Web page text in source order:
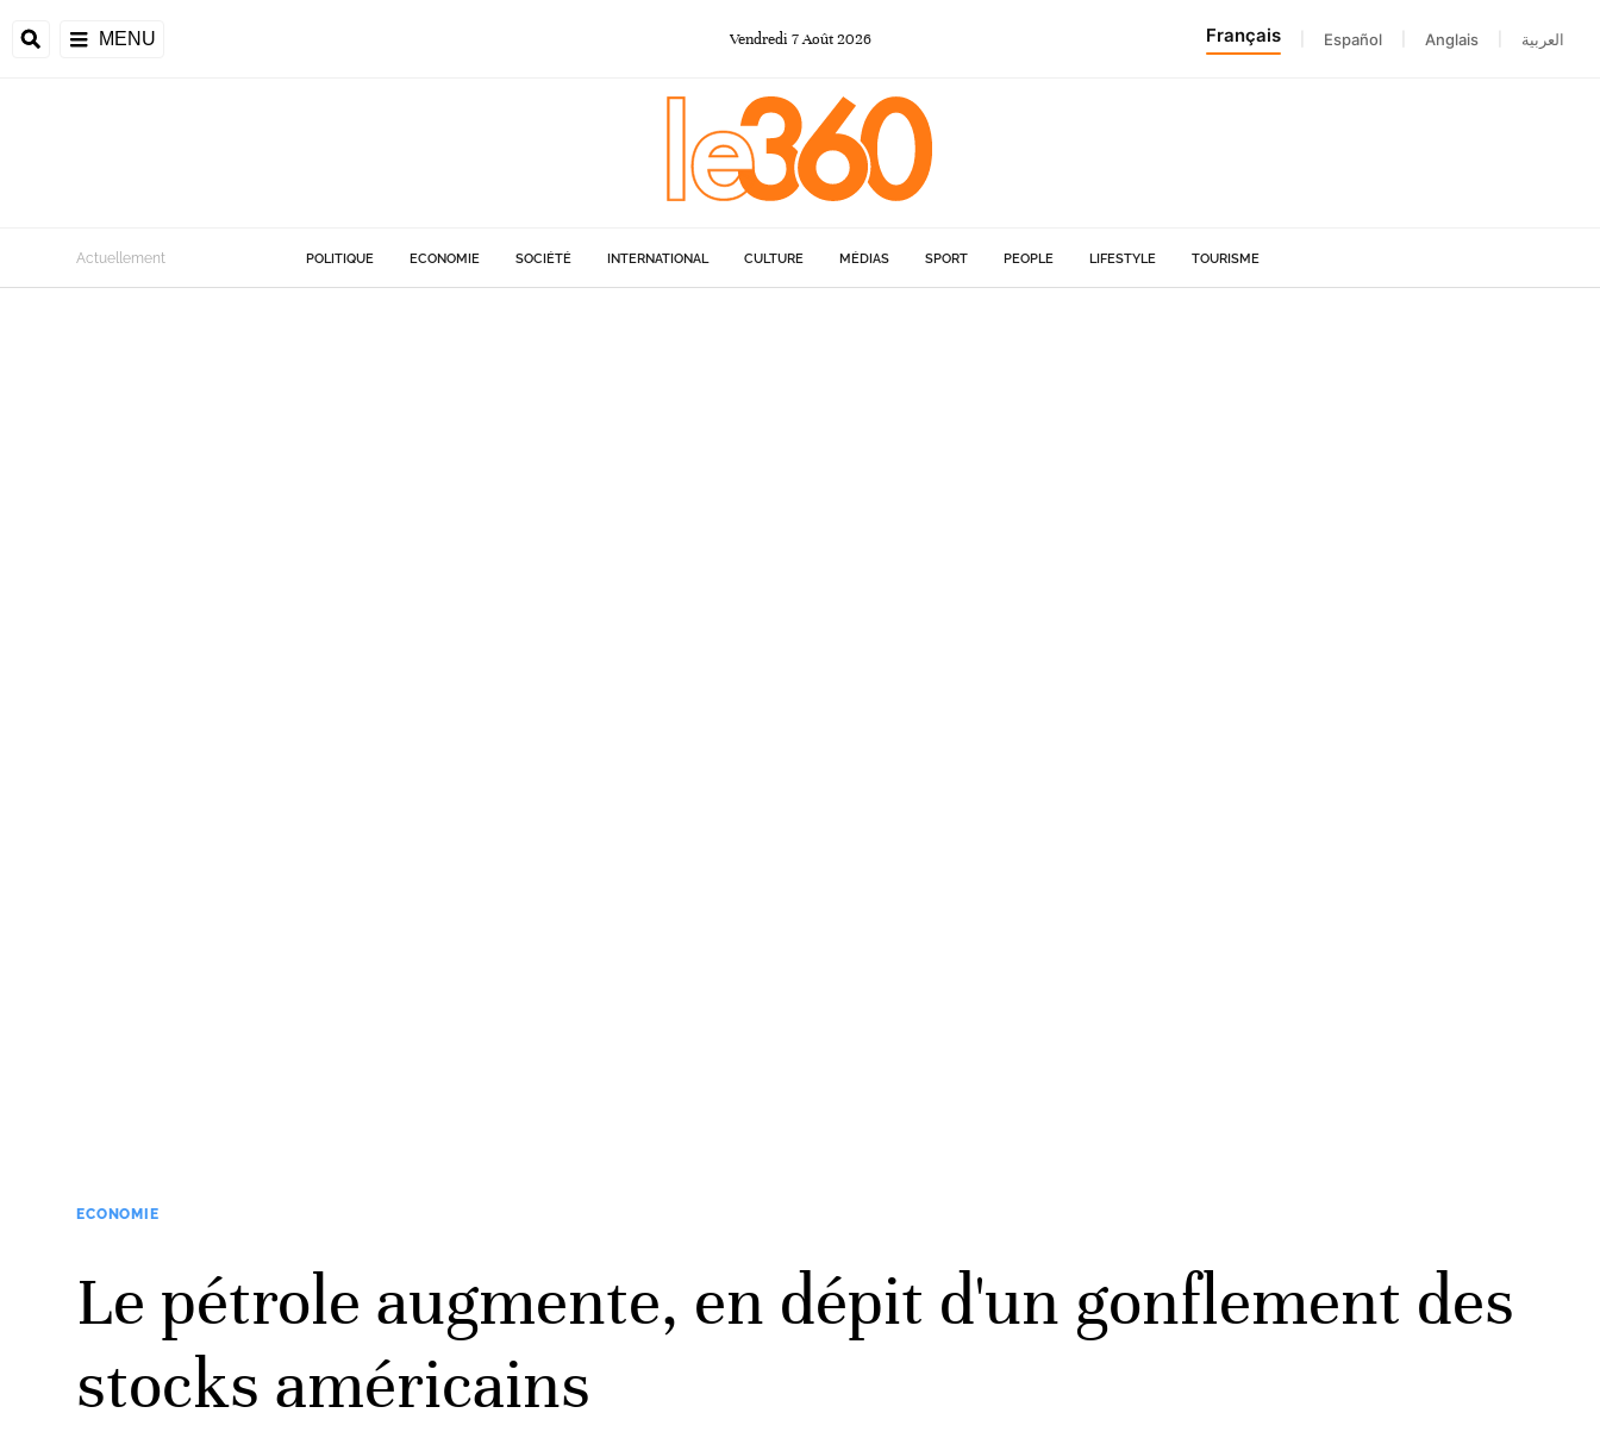
MENU Vendredi 7Août 2026 Français Español Anglais العربية
Actuellement POLITIQUE ECONOMIE SOCIÉTÉ INTERNATIONAL CULTURE MÉDIAS SPORT PEOPLE LIFESTYLE TOURISME
ECONOMIE
Le pétrole augmente, en dépit d'un gonflement des
stocks américains